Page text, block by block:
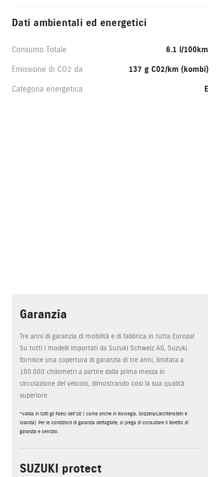
Dati ambientali ed energetici
Consumo Totale
6.1 l/100km
Emissione di CO2 da
137 g C02/km (kombi)
Categoria energetica
E
Garanzia
Tre anni di garanzia di mobilità e di fabbrica in tutta Europa!
Su tutti i modelli importati da Suzuki Schweiz AG, Suzuki
fornisce una copertura di garanzia di tre anni, limitata a
100.000 chilometri a partire dalla prima messa in
circolazione del veicolo, dimostrando così la sua qualità
superiore.
*valida in tutti gli Paesi dell'UE ( come anche in Norvegia, Svizzera/Liechtenstein e
Islanda). Per le condizioni di garanzia dettagliate, si prega di consultare il libretto di
garanzia e servizio.
SUZUKI protect